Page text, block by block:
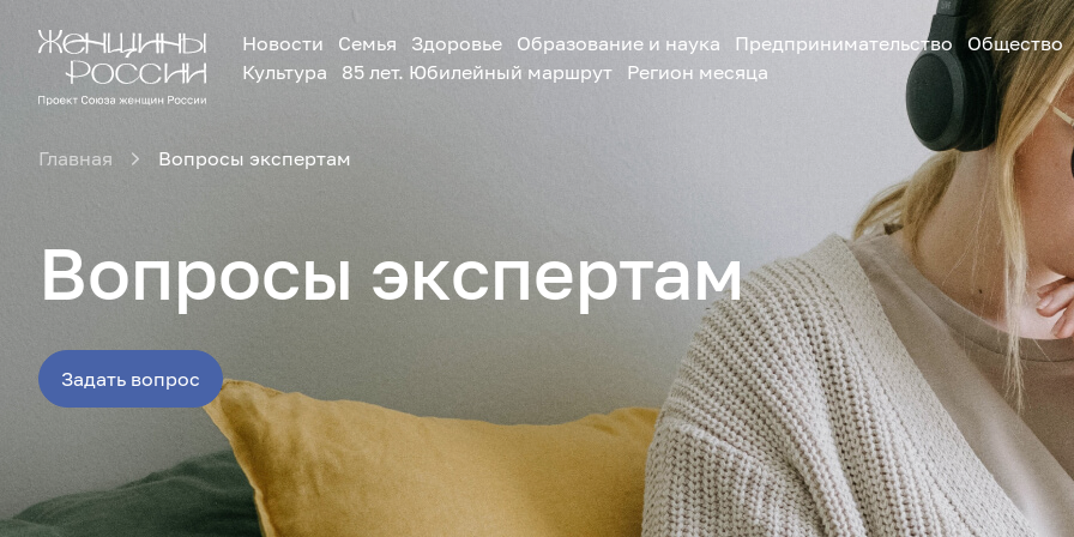
Новости Семья Здоровье Образование и наука Предпринимательство
Общество
Культура
85 лет. Юбилейный маршрут Регион месяца
Главная Вопросы экспертам
Вопросы экспертам
Задать вопрос